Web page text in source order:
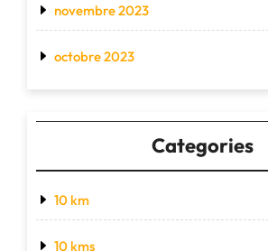
novembre 2023
octobre 2023
Categories
10 km
10 kms